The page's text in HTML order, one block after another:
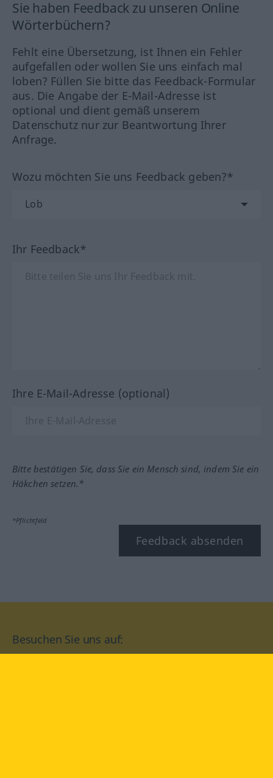
Sie haben Feedback zu unseren Online
Wörterbüchern?
Fehlt eine Übersetzung, ist Ihnen ein Fehler
aufgefallen oder wollen Sie uns einfach mal
loben? Füllen Sie bitte das Feedback-Formular
aus. Die Angabe der E-Mail-Adresse ist
optional und dient gemäß unserem
Datenschutz nur zur Beantwortung Ihrer
Anfrage.
Wozu möchten Sie uns Feedback geben?*
Ihr Feedback*
Ihre E-Mail-Adresse (optional)
Bitte bestätigen Sie, dass Sie ein Mensch sind, indem Sie ein
Häkchen setzen.*
*Pflichtfeld
Feedback absenden
Besuchen Sie uns auf: